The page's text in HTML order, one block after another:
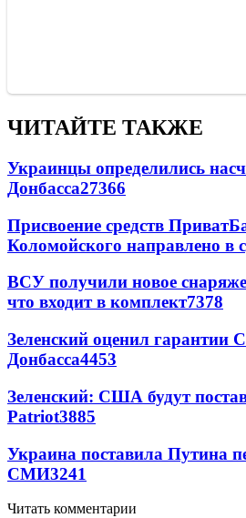
ЧИТАЙТЕ ТАКЖЕ
Украинцы определились
Донбасса27366
Присвоение средств
Коломойского направлено в
ВСУ получили новое
что входит в комплект7378
Зеленский оценил гарантии
Донбасса4453
Зеленский: США будут
Patriot3885
Украина поставила Путина
СМИ3241
Читать комментарии